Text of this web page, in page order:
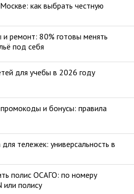
как выбрать честную
ремонт: 80% готовы менять
под себя
для учебы в 2026 году
и бонусы: правила
тележек: универсальность в
полис ОСАГО: по номеру
полису